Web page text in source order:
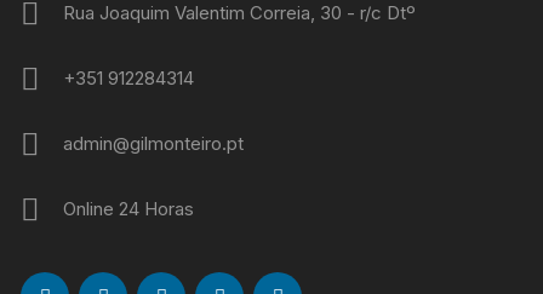
Rua Joaquim Valentim Correia, 30 - r/c Dtº
+351 912284314
admin@gilmonteiro.pt
Online 24 Horas